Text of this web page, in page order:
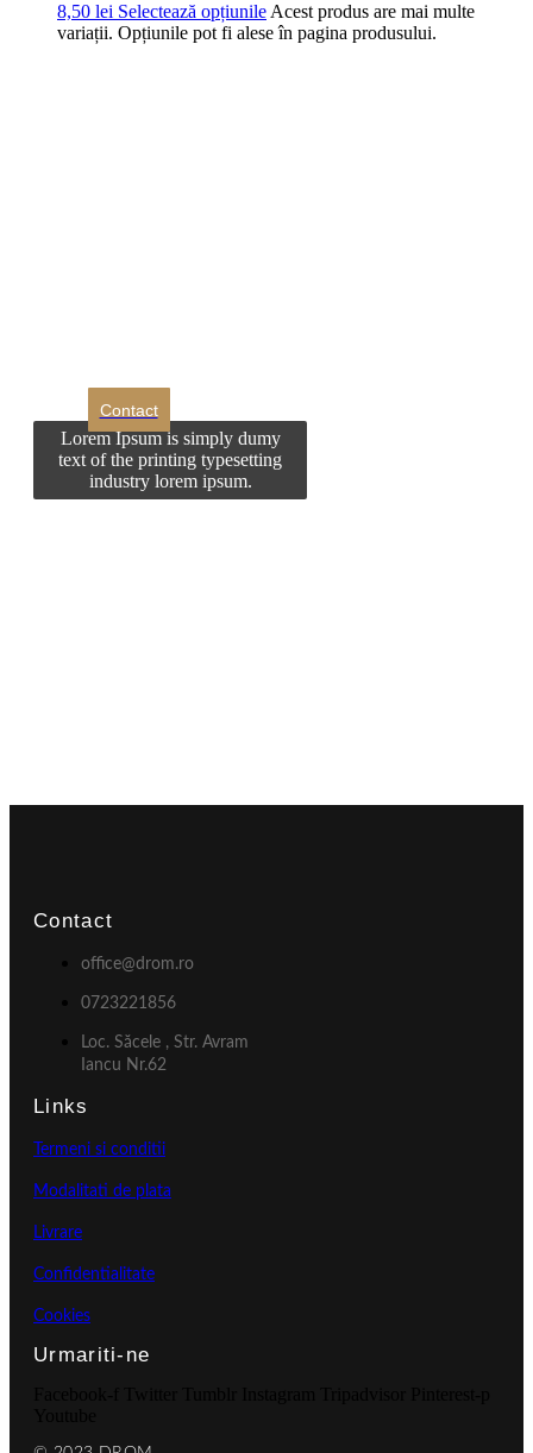
8,50 lei Selectează opțiunile Acest produs are mai multe
variații. Opțiunile pot fi alese în pagina produsului.
Contact
Lorem Ipsum is simply dumy
text of the printing typesetting
industry lorem ipsum.
Contact
office@drom.ro
0723221856
Loc. Săcele , Str. Avram
Iancu Nr.62
Links
Termeni si conditii
Modalitati de plata
Livrare
Confidentialitate
Cookies
Urmariti-ne